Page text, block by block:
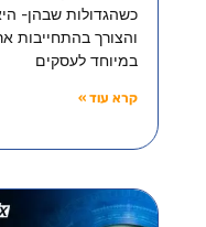
כשהגדולות שבהן-
והצורך בהתחייבות
במיוחד לעסקים
קרא עוד »